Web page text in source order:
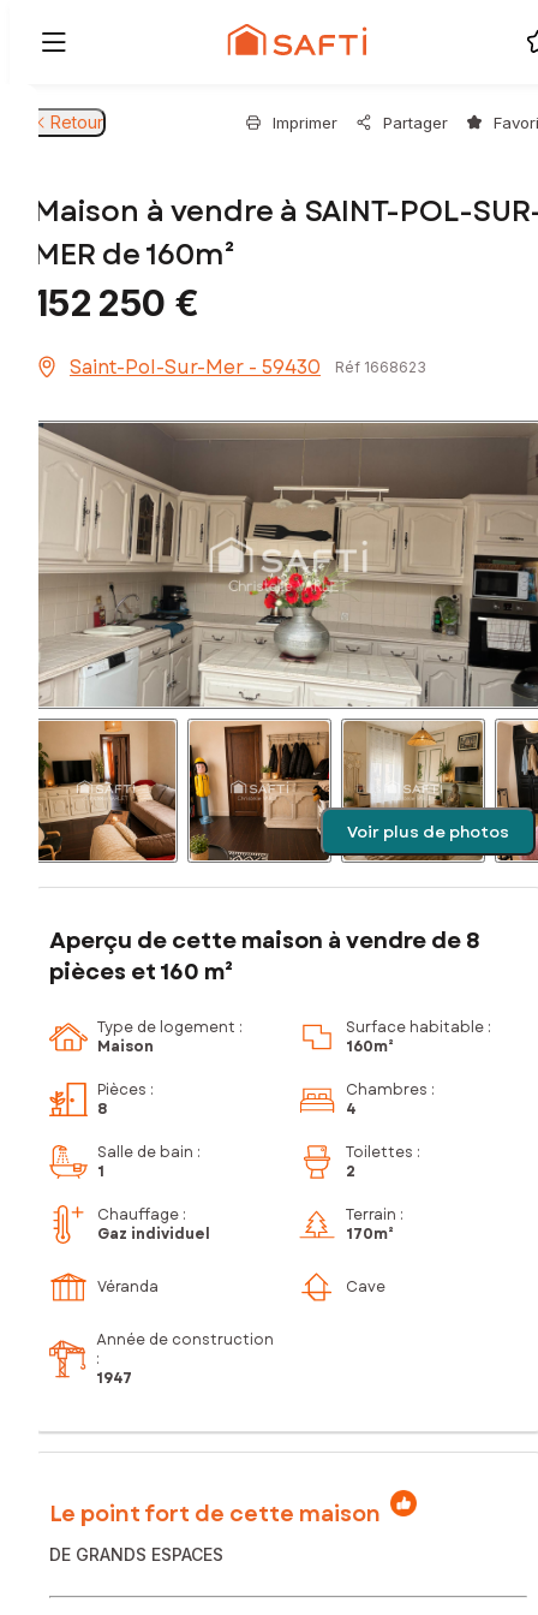
Retour Imprimer Partager
Maison à vendre à SAINT-POL-
MER de 160m²
152 250 €
Saint-Pol-Sur-Mer - 59430 Réf 1668623
Voir plus de photos
Aperçu de cette maison à vendre de 8
pièces et 160 m²
Type de logement :
Maison
Surface habitable :
160m²
Pièces :
8
Chambres :
4
Salle de bain :
1
Toilettes :
2
Chauffage :
Gaz individuel
Terrain :
170m²
Véranda Cave
Année de construction
:
1947
Le point fort de cette maison
DE GRANDS ESPACES